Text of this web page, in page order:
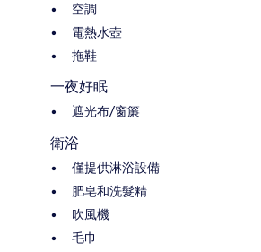
空調
電熱水壺
拖鞋
一夜好眠
遮光布/窗簾
衛浴
僅提供淋浴設備
肥皂和洗髮精
吹風機
毛巾